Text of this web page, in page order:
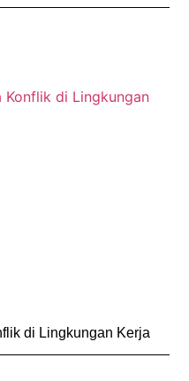
di Lingkungan Kerja